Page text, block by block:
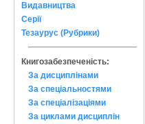
Видавництва
Серії
Тезаурус (Рубрики)
Книгозабезпеченість:
За дисциплінами
За спеціальностями
За спеціалізаціями
За циклами дисциплін